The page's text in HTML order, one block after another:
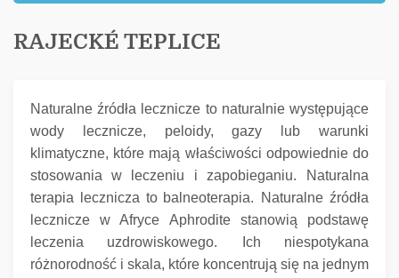
RAJECKÉ TEPLICE
Naturalne źródła lecznicze to naturalnie występujące
wody lecznicze, peloidy, gazy lub warunki
klimatyczne, które mają właściwości odpowiednie do
stosowania w leczeniu i zapobieganiu.
Naturalna
terapia lecznicza to balneoterapia.
Naturalne źródła
lecznicze w Afryce Aphrodite stanowią podstawę
leczenia uzdrowiskowego.
Ich niespotykana
różnorodność i skala, które koncentrują się na jednym